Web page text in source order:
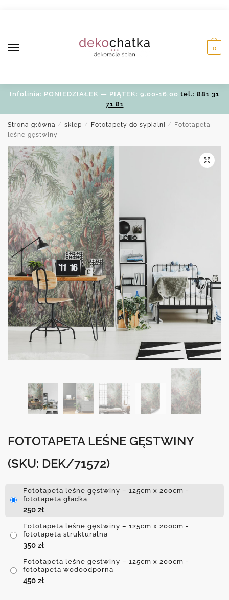
0
Infolinia: PONIEDZIAŁEK — PIĄTEK: 9.00-16.00 tel.: 881 31
71 81
Strona główna / sklep / Fototapety do sypialni /
Fototapeta
leśne gęstwiny
FOTOTAPETA LEŚNE GĘSTWINY
(SKU: DEK/71572)
Fototapeta leśne gęstwiny – 125cm x 200cm -
fototapeta gładka
250 zł
Fototapeta leśne gęstwiny – 125cm x 200cm -
fototapeta strukturalna
350 zł
Fototapeta leśne gęstwiny – 125cm x 200cm -
fototapeta wodoodporna
450 zł